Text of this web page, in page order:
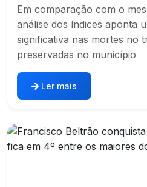
Em comparação com o
análise dos índices aponta
significativa nas mortes no
preservadas no município
Ler mais